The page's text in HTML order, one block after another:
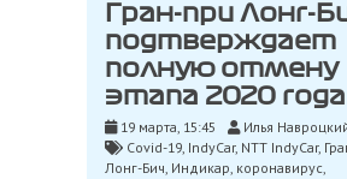
Гран-при Лонг-
подтверждает
полную отмену
этапа 2020 года
19 марта, 15:45
Илья
Covid-19, IndyCar, NTT IndyCar,
Лонг-Бич, Индикар, коронавирус,